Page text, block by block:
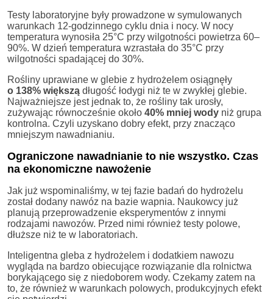
Testy laboratoryjne były prowadzone w symulowanych
warunkach 12-godzinnego cyklu dnia i nocy. W nocy
temperatura wynosiła 25°C przy wilgotności powietrza 60–
90%. W dzień temperatura wzrastała do 35°C przy
wilgotności spadającej do 30%.
Rośliny uprawiane w glebie z hydrożelem osiągnęły
o 138% większą długość łodygi niż te w zwykłej glebie.
Najważniejsze jest jednak to, że rośliny tak urosły,
zużywając równocześnie około 40% mniej wody niż grupa
kontrolna. Czyli uzyskano dobry efekt, przy znacząco
mniejszym nawadnianiu.
Ograniczone nawadnianie to nie wszystko. Czas
na ekonomiczne nawożenie
Jak już wspominaliśmy, w tej fazie badań do hydrożelu
został dodany nawóz na bazie wapnia. Naukowcy już
planują przeprowadzenie eksperymentów z innymi
rodzajami nawozów. Przed nimi również testy polowe,
dłuższe niż te w laboratoriach.
Inteligentna gleba z hydrożelem i dodatkiem nawozu
wygląda na bardzo obiecujące rozwiązanie dla rolnictwa
borykającego się z niedoborem wody. Czekamy zatem na
to, że również w warunkach polowych, produkcyjnych efekt